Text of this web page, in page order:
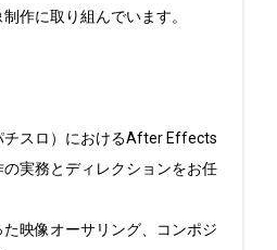
作に取り組んでいます。
チスロ）におけるAfter Effects
実務とディレクションをお任
映像オーサリング、コンポジ